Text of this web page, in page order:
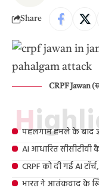
Share
CRPF Jawan
पहलगाम हमले के बाद
AI आधारित सीसीटीवी
CRPF को दी गई AI
भारत ने आतंकवाद के